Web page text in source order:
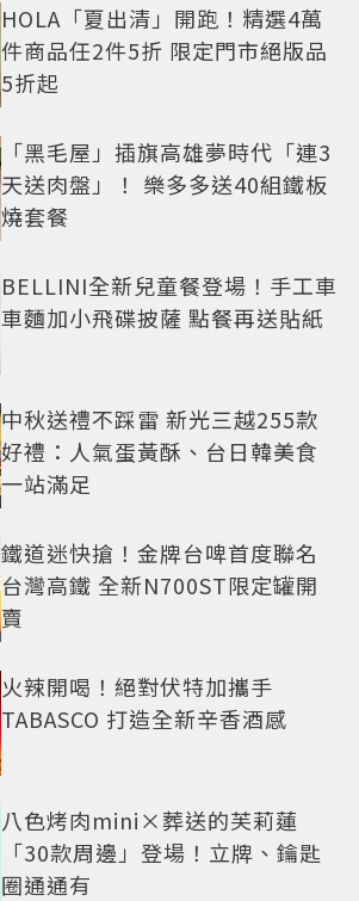
HOLA「夏出清」開跑！精選4萬
件商品任2件5折 限定門市絕版品
5折起
「黑毛屋」插旗高雄夢時代「連3
天送肉盤」！ 樂多多送40組鐵板
燒套餐
BELLINI全新兒童餐登場！手工車
車麵加小飛碟披薩 點餐再送貼紙
中秋送禮不踩雷 新光三越255款
好禮：人氣蛋黃酥、台日韓美食
一站滿足
鐵道迷快搶！金牌台啤首度聯名
台灣高鐵 全新N700ST限定罐開
賣
火辣開喝！絕對伏特加攜手
TABASCO 打造全新辛香酒感
八色烤肉mini×葬送的芙莉蓮
「30款周邊」登場！立牌、鑰匙
圈通通有